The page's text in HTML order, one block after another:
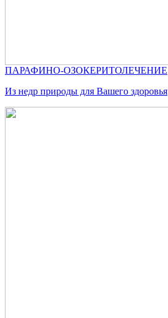
ПАРАФИНО-ОЗОКЕРИТОЛЕЧЕНИЕ
Из недр природы для Вашего здоровья